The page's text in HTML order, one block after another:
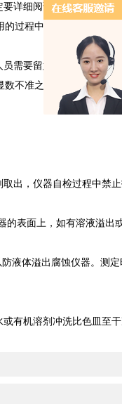
细阅读仪器安全操作
过程中，操作员应该尽
要留意一下机器的干
不准之外，很容易使反
，仪器自检过程中禁止
面上，如有溶液溢出
体溢出腐蚀仪器。测定
机溶剂冲洗比色皿至干